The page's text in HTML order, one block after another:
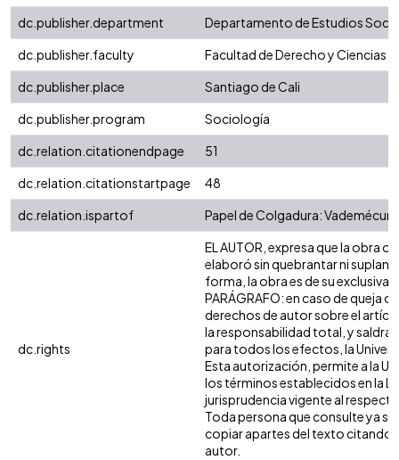
dc.publisher.department
Departamento de Estudios
dc.publisher.faculty
Facultad de Derecho y Ciencias
dc.publisher.place
Santiago de Cali
dc.publisher.program
Sociología
dc.relation.citationendpage
51
dc.relation.citationstartpage
48
dc.relation.ispartof
Papel de Colgadura:
dc.rights
EL AUTOR, expresa que la obra
elaboró sin quebrantar ni
forma, la obra es de su
PARÁGRAFO: en caso de queja
derechos de autor sobre el
la responsabilidad total, y saldrá
para todos los efectos, la
Esta autorización, permite a la
los términos establecidos en la
jurisprudencia vigente al
Toda persona que consulte ya
copiar apartes del texto citando
autor.